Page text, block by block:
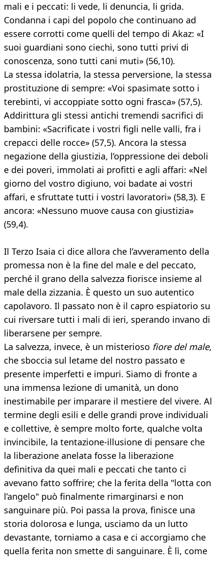
mali e i peccati: li vede, li denuncia, li grida.
Condanna i capi del popolo che continuano ad
essere corrotti come quelli del tempo di Akaz: «I
suoi guardiani sono ciechi, sono tutti privi di
conoscenza, sono tutti cani muti» (56,10).
La stessa idolatria, la stessa perversione, la stessa
prostituzione di sempre: «Voi spasimate sotto i
terebinti, vi accoppiate sotto ogni frasca» (57,5).
Addirittura gli stessi antichi tremendi sacrifici di
bambini: «Sacrificate i vostri figli nelle valli, fra i
crepacci delle rocce» (57,5). Ancora la stessa
negazione della giustizia, l’oppressione dei deboli
e dei poveri, immolati ai profitti e agli affari: «Nel
giorno del vostro digiuno, voi badate ai vostri
affari, e sfruttate tutti i vostri lavoratori» (58,3). E
ancora: «Nessuno muove causa con giustizia»
(59,4).
Il Terzo Isaia ci dice allora che l’avveramento della
promessa non è la fine del male e del peccato,
perché il grano della salvezza fiorisce insieme al
male della zizzania. È questo un suo autentico
capolavoro. Il passato non è il capro espiatorio su
cui riversare tutti i mali di ieri, sperando invano di
liberarsene per sempre.
La salvezza, invece, è un misterioso fiore del male,
che sboccia sul letame del nostro passato e
presente imperfetti e impuri. Siamo di fronte a
una immensa lezione di umanità, un dono
inestimabile per imparare il mestiere del vivere. Al
termine degli esili e delle grandi prove individuali
e collettive, è sempre molto forte, qualche volta
invincibile, la tentazione-illusione di pensare che
la liberazione anelata fosse la liberazione
definitiva da quei mali e peccati che tanto ci
avevano fatto soffrire; che la ferita della "lotta con
l’angelo" può finalmente rimarginarsi e non
sanguinare più. Poi passa la prova, finisce una
storia dolorosa e lunga, usciamo da un lutto
devastante, torniamo a casa e ci accorgiamo che
quella ferita non smette di sanguinare. È lì, come